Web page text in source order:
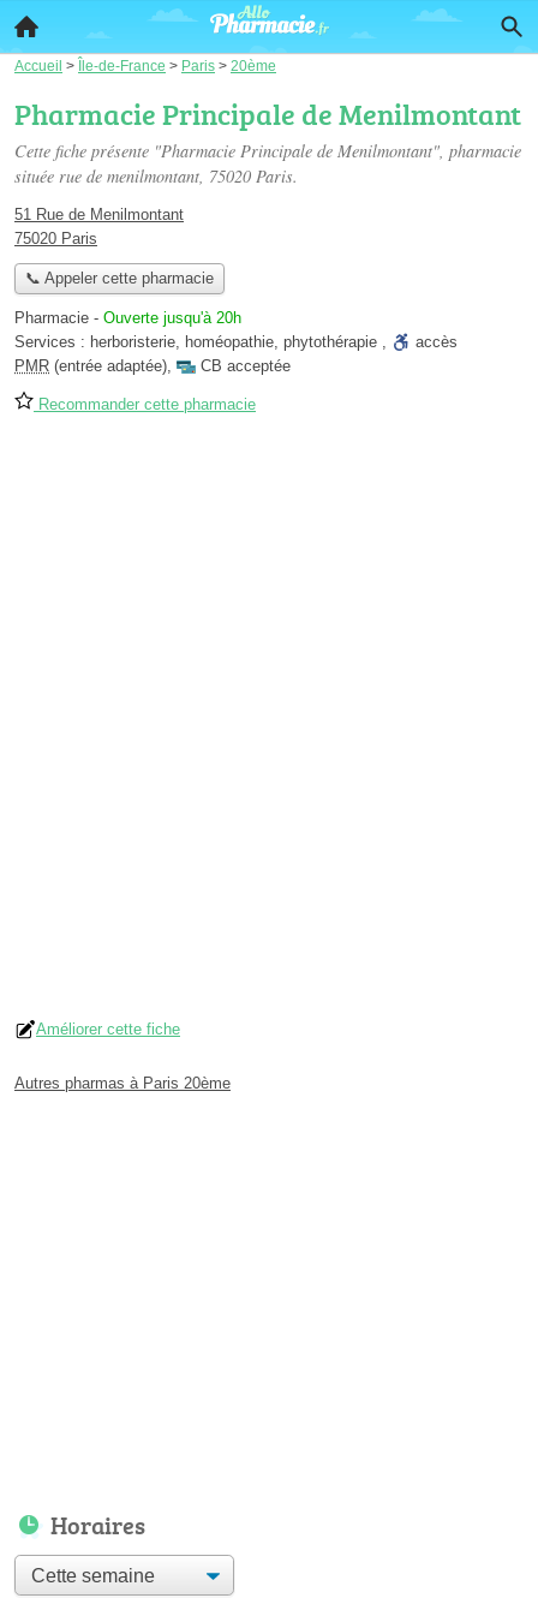
Accueil > Île-de-France > Paris > 20ème
Pharmacie Principale de Menilmontant
Cette fiche présente "Pharmacie Principale de Menilmontant", pharmacie
située rue de menilmontant, 75020 Paris.
51 Rue de Menilmontant
75020 Paris
📞 Appeler cette pharmacie
Pharmacie - Ouverte jusqu'à 20h
Services : herboristerie, homéopathie, phytothérapie ,
accès
PMR (entrée adaptée), CB acceptée
Recommander cette pharmacie
Améliorer cette fiche
Autres pharmas à Paris 20ème
Horaires